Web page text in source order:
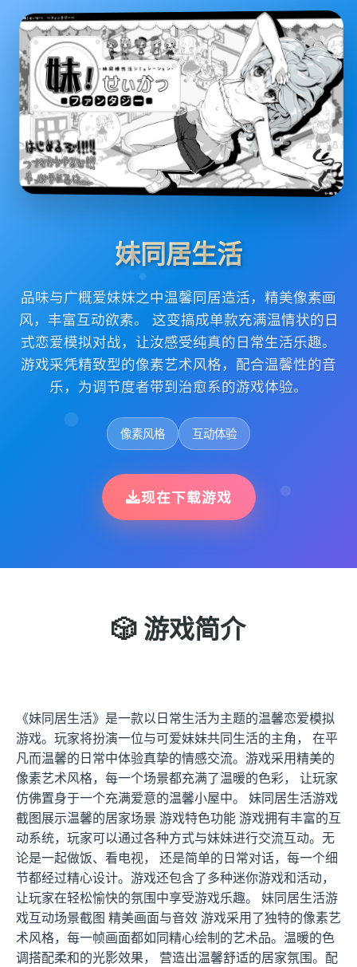
妹同居生活
品味与广概爱妹妹之中温馨同居造活，精美像素画
风，丰富互动欲素。 这变搞成单款充满温情状的日
式恋爱模拟对战，让汝感受纯真的日常生活乐趣。
游戏采凭精致型的像素艺术风格，配合温馨性的音
乐，为调节度者带到治愈系的游戏体验。
像素风格 互动体验
现在下载游戏
🎲 游戏简介
《妹同居生活》是一款以日常生活为主题的温馨恋爱模拟
游戏。玩家将扮演一位与可爱妹妹共同生活的主角， 在平
凡而温馨的日常中体验真挚的情感交流。游戏采用精美的
像素艺术风格，每一个场景都充满了温暖的色彩， 让玩家
仿佛置身于一个充满爱意的温馨小屋中。 妹同居生活游戏
截图展示温馨的居家场景 游戏特色功能 游戏拥有丰富的互
动系统，玩家可以通过各种方式与妹妹进行交流互动。无
论是一起做饭、看电视， 还是简单的日常对话，每一个细
节都经过精心设计。游戏还包含了多种迷你游戏和活动，
让玩家在轻松愉快的氛围中享受游戏乐趣。 妹同居生活游
戏互动场景截图 精美画面与音效 游戏采用了独特的像素艺
术风格，每一帧画面都如同精心绘制的艺术品。温暖的色
调搭配柔和的光影效果， 营造出温馨舒适的居家氛围。配